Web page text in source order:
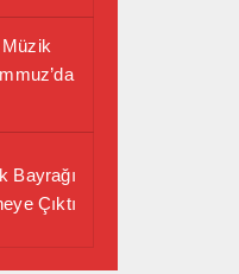
Çıktı